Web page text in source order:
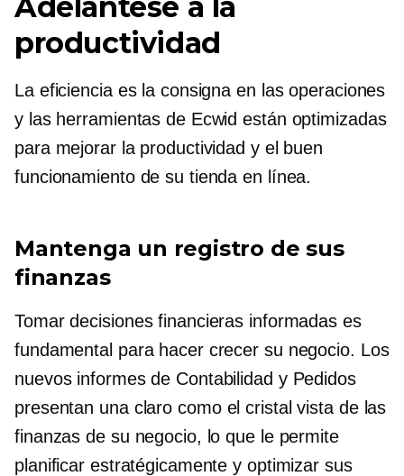
productividad
La eficiencia es la consigna en las operaciones
y las herramientas de Ecwid están optimizadas
para mejorar la productividad y el buen
funcionamiento de su tienda en línea.
Mantenga un registro de sus
finanzas
Tomar decisiones financieras informadas es
fundamental para hacer crecer su negocio. Los
nuevos informes de Contabilidad y Pedidos
presentan una claro como el cristal vista de las
finanzas de su negocio, lo que le permite
planificar estratégicamente y optimizar sus